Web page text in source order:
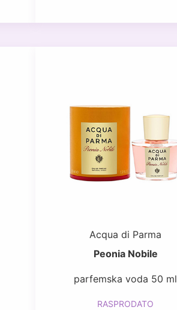
Acqua di Parma
Peonia Nobile
parfemska voda 50 ml
RASPRODATO